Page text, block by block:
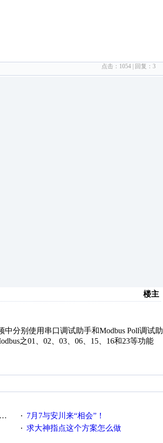
点击： 1054 | 回复： 3
楼主
中分别使用串口调试助手和Modbus Poll调试助
之01、02、03、06、15、16和23等功能
· 7月7与安川来“相会”！
· 求大神指点这个方案怎么做